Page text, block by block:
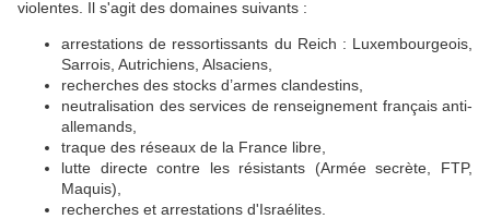
violentes. Il s'agit des domaines suivants :
arrestations de ressortissants du Reich : Luxembourgeois,
Sarrois, Autrichiens, Alsaciens,
recherches des stocks d’armes clandestins,
neutralisation des services de renseignement français anti-
allemands,
traque des réseaux de la France libre,
lutte directe contre les résistants (Armée secrète, FTP,
Maquis),
recherches et arrestations d'Israélites.